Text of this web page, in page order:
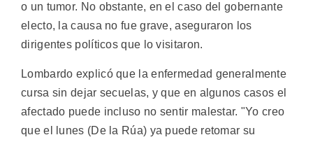
o un tumor. No obstante, en el caso del gobernante
electo, la causa no fue grave, aseguraron los
dirigentes políticos que lo visitaron.
Lombardo explicó que la enfermedad generalmente
cursa sin dejar secuelas, y que en algunos casos el
afectado puede incluso no sentir malestar. "Yo creo
que el lunes (De la Rúa) ya puede retomar su